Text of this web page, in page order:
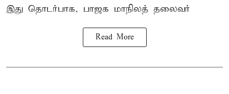
இது தொடர்பாக, பாஜக மாநிலத் தலைவர்
Read More